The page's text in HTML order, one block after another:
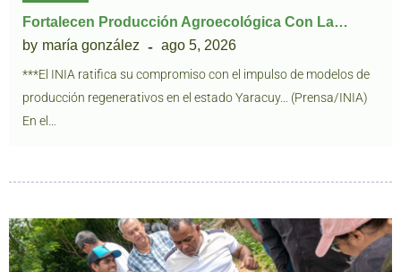
Fortalecen Producción Agroecológica Con La…
by maría gonzález ago 5, 2026
***El INIA ratifica su compromiso con el impulso de modelos de
producción regenerativos en el estado Yaracuy… (Prensa/INIA)
En el…